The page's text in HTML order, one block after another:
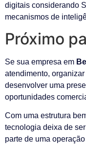
digitais considerando
mecanismos de
Próximo
Se sua empresa em
atendimento,
desenvolver uma
oportunidades
Com uma estrutura
tecnologia deixa de
parte de uma